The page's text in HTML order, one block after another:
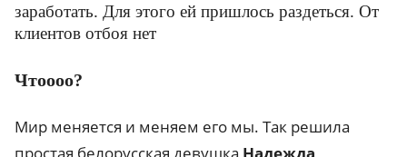
заработать. Для этого ей пришлось раздеться. От
клиентов отбоя нет
Чтоооо?
Мир меняется и меняем его мы. Так решила
простая белорусская девушка Надежда